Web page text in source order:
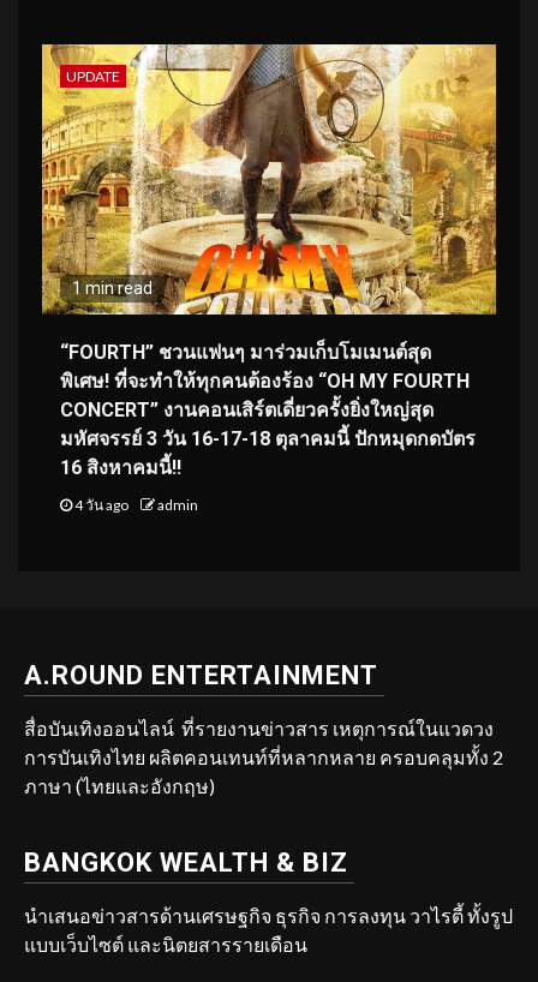
UPDATE
1 min read
“FOURTH” ชวนแฟนๆ มาร่วมเก็บโมเมนต์สุด
พิเศษ! ที่จะทำให้ทุกคนต้องร้อง “OH MY FOURTH
CONCERT” งานคอนเสิร์ตเดี่ยวครั้งยิ่งใหญ่สุด
มหัศจรรย์ 3 วัน 16-17-18 ตุลาคมนี้ ปักหมุดกดบัตร
16 สิงหาคมนี้!!
4 วัน ago admin
A.ROUND ENTERTAINMENT
สื่อบันเทิงออนไลน์ ที่รายงานข่าวสาร เหตุการณ์ในแวดวง
การบันเทิงไทย ผลิตคอนเทนท์ที่หลากหลาย ครอบคลุมทั้ง 2
ภาษา (ไทยและอังกฤษ)
BANGKOK WEALTH & BIZ
นำเสนอข่าวสารด้านเศรษฐกิจ ธุรกิจ การลงทุน วาไรตี้ ทั้งรูป
แบบเว็บไซต์ และนิตยสารรายเดือน